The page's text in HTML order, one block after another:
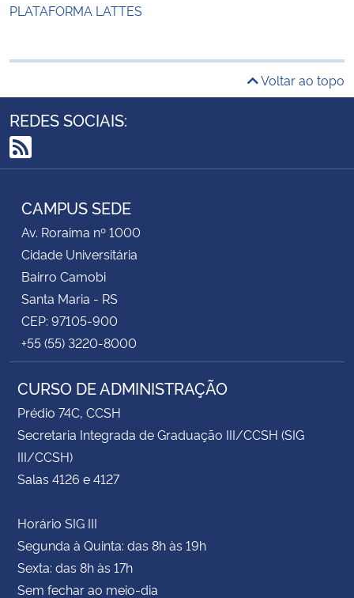
PLATAFORMA LATTES
Voltar ao topo
REDES SOCIAIS:
RSS
CAMPUS SEDE
Av. Roraima nº 1000
Cidade Universitária
Bairro Camobi
Santa Maria - RS
CEP: 97105-900
+55 (55) 3220-8000
CURSO DE ADMINISTRAÇÃO
Prédio 74C, CCSH
Secretaria Integrada de Graduação III/CCSH (SIG
III/CCSH)
Salas 4126 e 4127
Horário SIG III
Segunda à Quinta: das 8h às 19h
Sexta: das 8h às 17h
Sem fechar ao meio-dia